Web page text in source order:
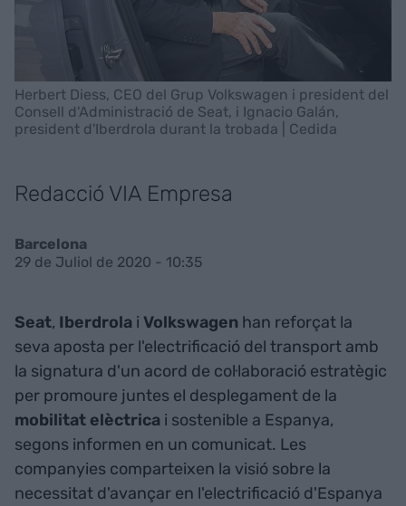
Herbert Diess, CEO del Grup Volkswagen i president del
Consell d'Administració de Seat, i Ignacio Galán,
president d'Iberdrola durant la trobada | Cedida
Redacció VIA Empresa
Barcelona
29 de Juliol de 2020 - 10:35
Seat, Iberdrola i Volkswagen han reforçat la
seva aposta per l'electrificació del transport amb
la signatura d'un acord de col·laboració estratègic
per promoure juntes el desplegament de la
mobilitat elèctrica i sostenible a Espanya,
segons informen en un comunicat. Les
companyies comparteixen la visió sobre la
necessitat d'avançar en l'electrificació d'Espanya